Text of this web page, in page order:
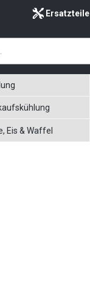
Ersatzteile
Eis & Waffel